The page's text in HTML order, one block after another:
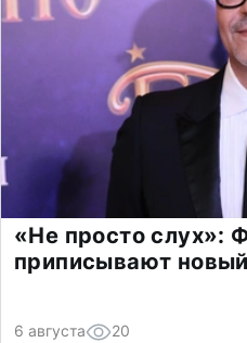
«Не просто слух»:
приписывают
6 августа 20